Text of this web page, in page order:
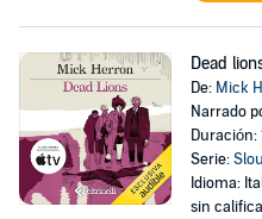
Dead
De: Mick
Narrado
Duración:
Serie:
Idioma:
sin